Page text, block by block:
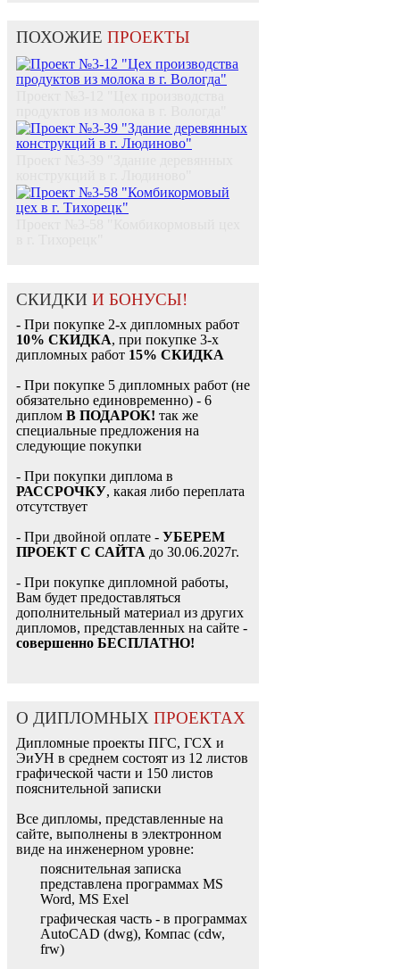
ПОХОЖИЕ ПРОЕКТЫ
СКИДКИ И БОНУСЫ!
- При покупке 2-х дипломных работ
10% СКИДКА, при покупке 3-х
дипломных работ 15% СКИДКА
- При покупке 5 дипломных работ (не
обязательно единовременно) - 6
диплом В ПОДАРОК! так же
специальные предложения на
следующие покупки
- При покупки диплома в
РАССРОЧКУ, какая либо переплата
отсутствует
- При двойной оплате - УБЕРЕМ
ПРОЕКТ С САЙТА до 30.06.2027г.
- При покупке дипломной работы,
Вам будет предоставляться
дополнительный материал из других
дипломов, представленных на сайте -
совершенно БЕСПЛАТНО!
О ДИПЛОМНЫХ ПРОЕКТАХ
Дипломные проекты ПГС, ГСХ и
ЭиУН в среднем состоят из 12 листов
графической части и 150 листов
пояснительной записки
Все дипломы, представленные на
сайте, выполнены в электронном
виде на инженерном уровне:
пояснительная записка
представлена программах MS
Word, MS Exel
графическая часть - в программах
AutoCAD (dwg), Компас (cdw,
frw)